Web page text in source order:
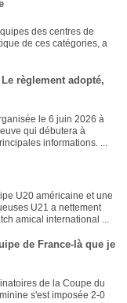
des centres de
de ces catégories, a
règlement adopté,
le 6 juin 2026 à
qui débutera à
informations. ...
U20 américaine et une
U21 a nettement
amical international ...
de France-là que je
de la Coupe du
s'est imposée 2-0